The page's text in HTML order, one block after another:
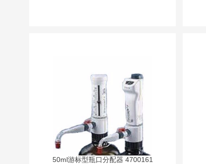
50ml游标型瓶口分配器 4700161